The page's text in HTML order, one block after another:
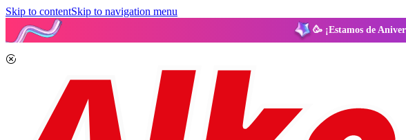
Skip to contentSkip to navigation menu
🥳 ¡Estamos de